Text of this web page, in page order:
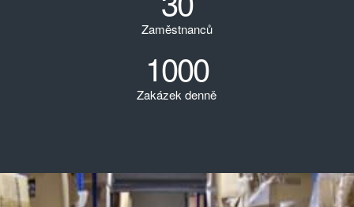
Zaměstnanců
1000
Zakázek denně